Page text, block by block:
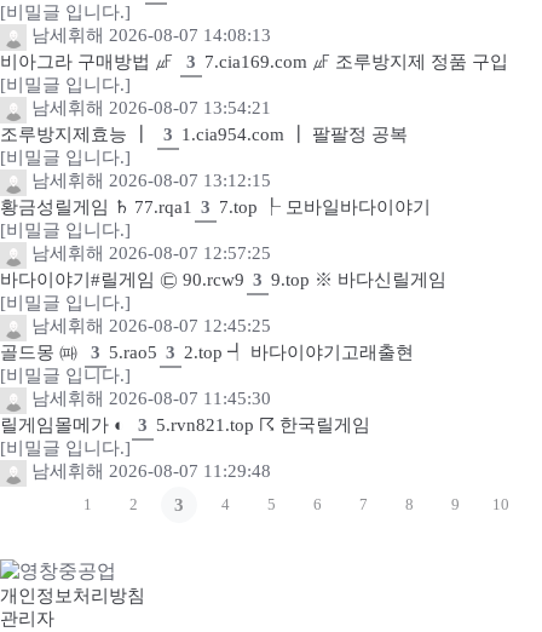
[비밀글 입니다.]
남세휘해 2026-08-07 14:08:13
비아그라 구매방법 ㎌
3 7.cia169.com ㎌ 조루방지제 정품 구입
[비밀글 입니다.]
남세휘해 2026-08-07 13:54:21
조루방지제효능 ┃
3 1.cia954.com ┃ 팔팔정 공복
[비밀글 입니다.]
남세휘해 2026-08-07 13:12:15
황금성릴게임 ♄ 77.rqa1
3 7.top ┞ 모바일바다이야기
[비밀글 입니다.]
남세휘해 2026-08-07 12:57:25
바다이야기#릴게임 ㉢ 90.rcw9 3 9.top ※ 바다신릴게임
[비밀글 입니다.]
남세휘해 2026-08-07 12:45:25
골드몽 ㈚
3 5.rao5 3 2.top ┩ 바다이야기고래출현
[비밀글 입니다.]
남세휘해 2026-08-07 11:45:30
릴게임몰메가 ◐
3 5.rvn821.top ☈ 한국릴게임
[비밀글 입니다.]
남세휘해 2026-08-07 11:29:48
1 2 3 4 5 6 7 8 9 10
개인정보처리방침
관리자